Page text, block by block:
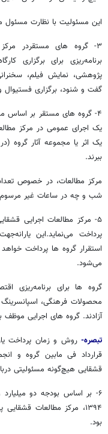
این مسئولیت با نظارت
۳- گروه های مستقردر
برنامه‌ریزی برای برگزاری
پژوهشی، نمایش فیلم،
گفت و شنود، برگزاری فستیوال
۴- گروه های مستقر بر اساس
یک اجرای عمومی در مرکز
یک اثر یا مجموعه آثار گروه
ببرند.
مرکز مطالعات، در خصوص
شب و چه در ساعات غیر
۵- مرکز مطالعات اجرایی
پرداخت می‌نماید.این
استقرار گروه ها پرداخت
می‌شود.
گروه ها برای برنامه‌ریزی
محصولات فرهنگی،
آزادند. گروه های اجرایی
تبصره- روش و زمان پرداخت
قرارداد فی مابین گروه و
قشقایی هیچ‌گونه مسئولیتی
۶- بر اساس بودجه‌ دو
بود.